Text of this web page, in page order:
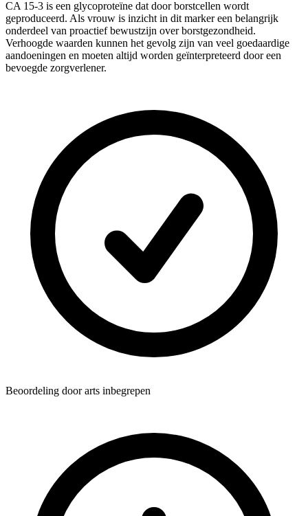
CA 15-3 is een glycoproteïne dat door borstcellen wordt
geproduceerd. Als vrouw is inzicht in dit marker een belangrijk
onderdeel van proactief bewustzijn over borstgezondheid.
Verhoogde waarden kunnen het gevolg zijn van veel goedaardige
aandoeningen en moeten altijd worden geïnterpreteerd door een
bevoegde zorgverlener.
Beoordeling door arts inbegrepen